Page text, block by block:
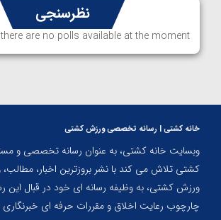
نظرسنجی
are no polls available at the moment.
خانه کشتی | رسانه تخصصی ورزش کشتی
وبسایت خانه کشتی، به عنوان رسانه تخصصی و
کشتی تلاش می کند با نشر بروزترین اخبار، مطالب،
ورزش کشتی، به وظیفه رسانه ای خود در قبال این
چارچوب رعایت اخلاق و مقررات حرفه ای